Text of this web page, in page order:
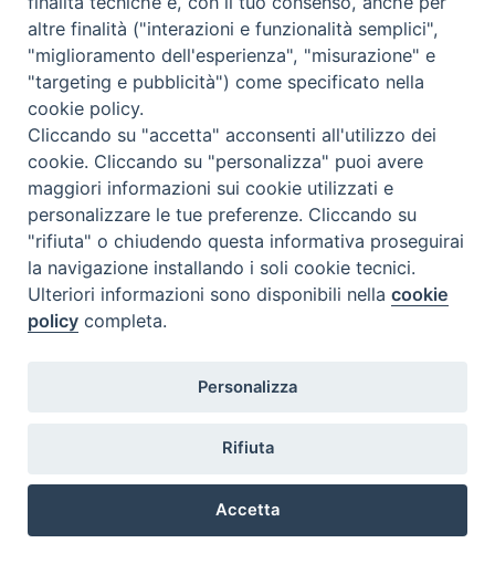
Seminario Vescovile di Treviso
p.tta Benedetto XI, 2
31100 Treviso
Tel. 0422 324835
segreteria@itigt.it
Orario di segreteria
lunedì 17.30-19.30
martedì 17.30-19.30
mercoledì 17.30-19.30
giovedì 17.30-19.30
altre finalità ("interazioni e funzionalità semplici",
"miglioramento dell'esperienza", "misurazione" e
"targeting e pubblicità") come specificato nella
cookie policy.
Cliccando su "accetta" acconsenti all'utilizzo dei
cookie. Cliccando su "personalizza" puoi avere
maggiori informazioni sui cookie utilizzati e
personalizzare le tue preferenze. Cliccando su
"rifiuta" o chiudendo questa informativa proseguirai
la navigazione installando i soli cookie tecnici.
Ulteriori informazioni sono disponibili nellacookie
policy completa.
Personalizza
Rifiuta
Accetta